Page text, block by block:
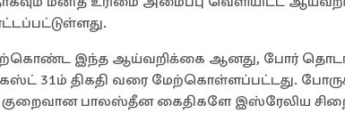
இந்த ஆய்வறிக்கை ஆனது, போர்
31ம் திகதி வரை மேற்கொள்ளப்பட்டது.
குறைவான பாலஸ்தீன கைதிகளே இஸ்ரேலிய